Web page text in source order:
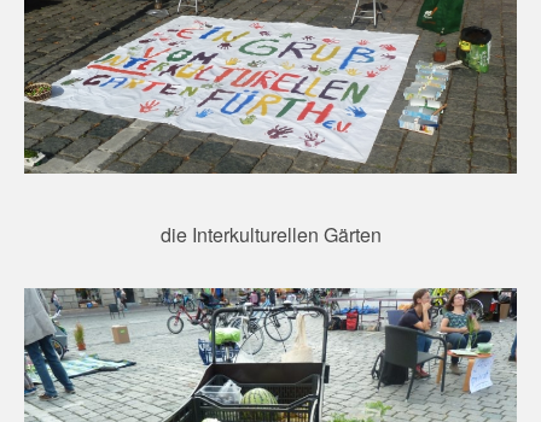
die Interkulturellen Gärten